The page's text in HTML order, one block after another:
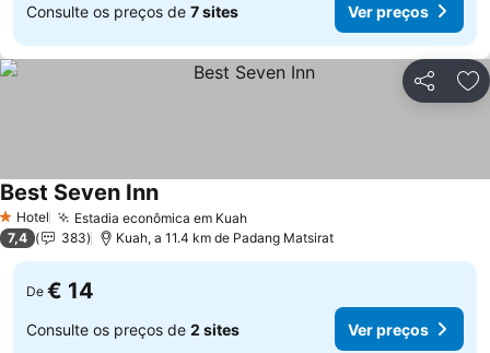
Consulte os preços de 7 sites Ver preços
Partilhar
1 Estrelas
Hotel Estadia econômica em Kuah
Best Seven Inn
7,4 383 Kuah, a 11.4 km de Padang Matsirat
De € 14
Consulte os preços de 2 sites Ver preços